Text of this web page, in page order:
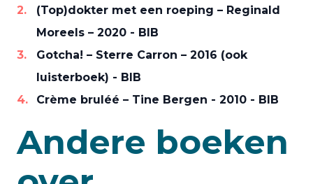
(Top)dokter met een roeping – Reginald
Moreels – 2020 - BIB
Gotcha! – Sterre Carron – 2016 (ook
luisterboek) - BIB
Crème bruléé – Tine Bergen - 2010 - BIB
Andere boeken